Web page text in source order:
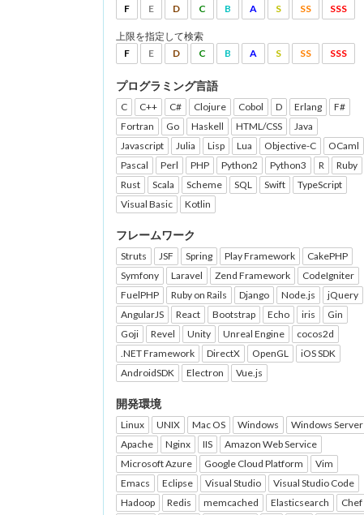
F E D C B A S SS SSS
上限を指定して検索
F
E D C B A S SS SSS
プログラミング言語
C C++ C# Clojure Cobol D Erlang
F#
Fortran
Go Haskell HTML/CSS
Java
Javascript
Julia Lisp Lua Objective-C
OCaml
Pascal
Perl PHP Python2 Python3 R
Ruby
Rust
Scala Scheme SQL Swift
TypeScript
Visual Basic
Kotlin
フレームワーク
Struts JSF Spring Play Framework
CakePHP
Symfony
Laravel Zend Framework
CodeIgniter
FuelPHP
Ruby on Rails Django Node.js
jQuery
AngularJS
React Bootstrap Echo iris
Gin
Goji
Revel Unity Unreal Engine
cocos2d
.NET Framework
DirectX OpenGL
iOS SDK
AndroidSDK
Electron Vue.js
開発環境
Linux UNIX Mac OS Windows
Windows Server
Apache
Nginx IIS
Amazon Web Service
Microsoft Azure
Google Cloud Platform
Vim
Emacs
Eclipse Visual Studio
Visual Studio Code
Hadoop
Redis memcached Elasticsearch
Chef